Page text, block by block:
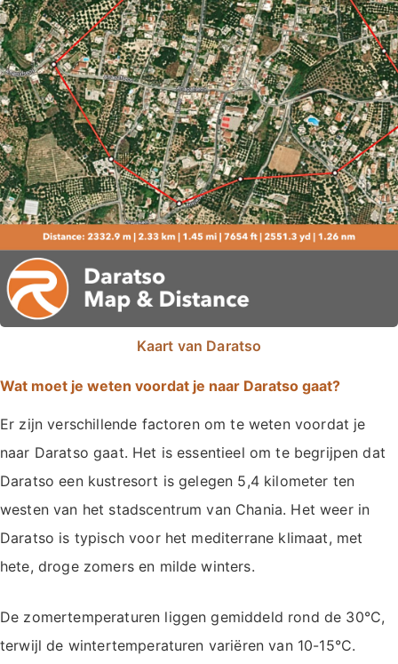
Kaart van Daratso
Wat moet je weten voordat je naar Daratso gaat?
Er zijn verschillende factoren om te weten voordat je
naar Daratso gaat. Het is essentieel om te begrijpen dat
Daratso een kustresort is gelegen 5,4 kilometer ten
westen van het stadscentrum van Chania. Het weer in
Daratso is typisch voor het mediterrane klimaat, met
hete, droge zomers en milde winters.
De zomertemperaturen liggen gemiddeld rond de 30°C,
terwijl de wintertemperaturen variëren van 10-15°C.